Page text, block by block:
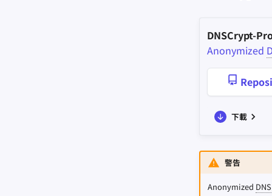
DNSCrypt-
Anonymized
下載
警告
Anonymized DNS